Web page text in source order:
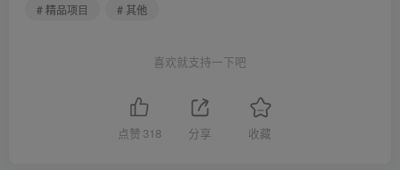
# 精品项目
# 其他
喜欢就支持一下吧
点赞 318 分享 收藏